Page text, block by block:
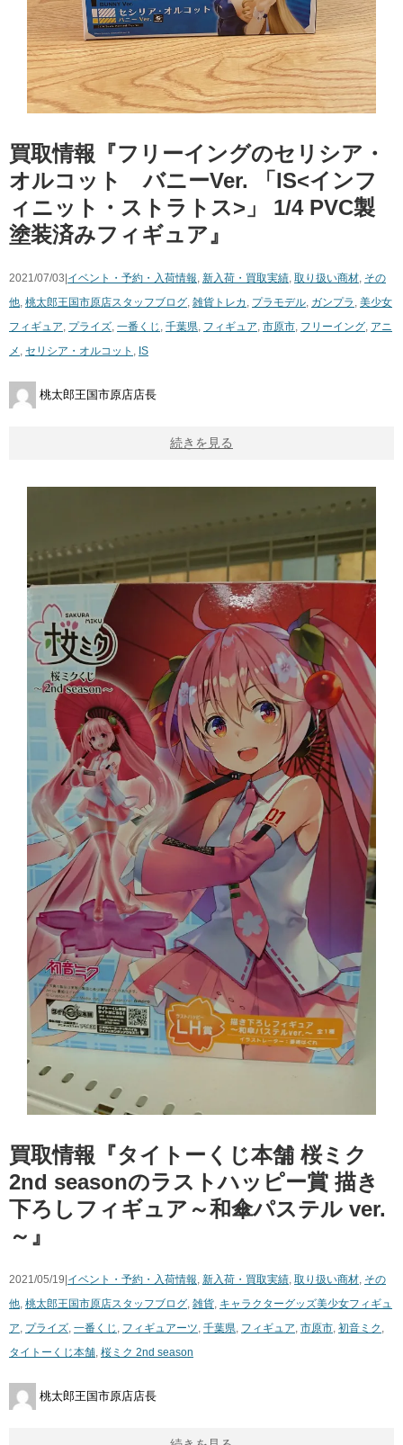
買取情報『フリーイングのセリシア・
オルコット バニーVer. ​「IS<インフ
ィニット・ストラトス>」 ​1/4 ​PVC製
塗装済みフィギュア』
2021/07/03|イベント・予約・入荷情報 新入荷・買取実績 取り扱い商材 その
他 桃太郎王国市原店スタッフブログ 雑貨 トレカ プラモデル ガンプラ 美少女
フィギュア プライズ 一番くじ 千葉県 フィギュア 市原市 フリーイング アニ
メ セリシア・オルコット IS
桃太郎王国市原店店長
続きを見る
買取情報『タイトーくじ本舗 ​桜ミク ​
2nd ​seasonのラストハッピー賞 ​描き
下ろしフィギュア～和傘パステル ​ver.
～』
2021/05/19| イベント・予約・入荷情報, 新入荷・買取実績, 取り扱い商材, その
他, 桃太郎王国市原店スタッフブログ, 雑貨, キャラクターグッズ美少女フィギュ
ア, プライズ, 一番くじ , フィギュアーツ, 千葉県, フィギュア, 市原市, 初音ミク ,
タイトーくじ本舗, ​桜ミク ​2nd ​season
桃太郎王国市原店店長